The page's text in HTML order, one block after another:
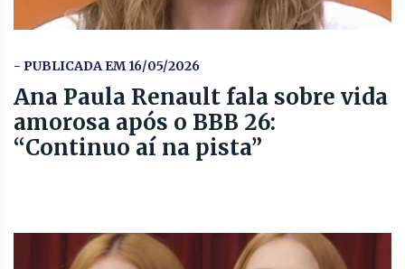
- PUBLICADA EM 16/05/2026
Ana Paula Renault fala sobre vida
amorosa após o BBB 26:
“Continuo aí na pista”